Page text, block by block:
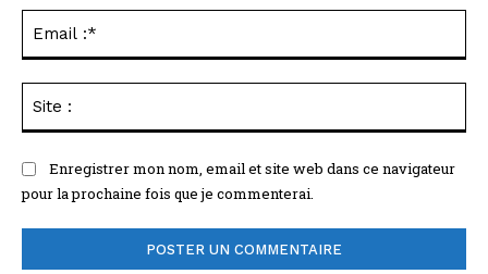
Enregistrer mon nom, email et site web dans ce navigateur
pour la prochaine fois que je commenterai.